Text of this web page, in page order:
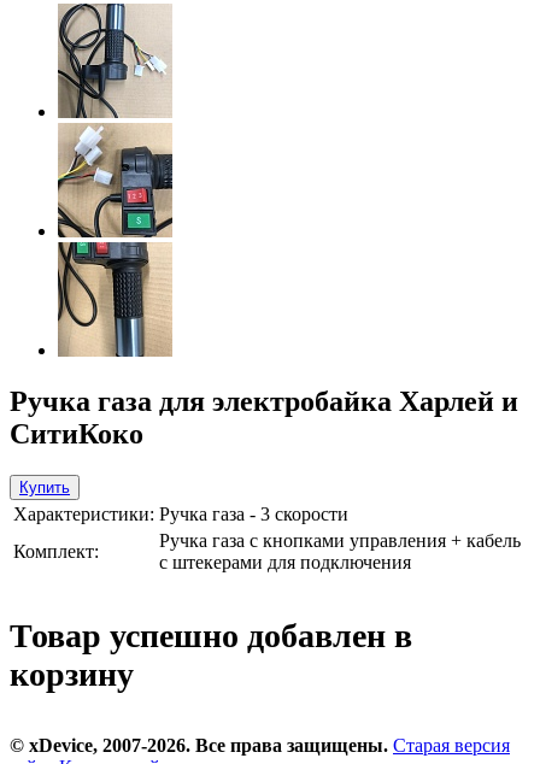
Ручка газа для электробайка Харлей и
СитиКоко
Купить
Характеристики: Ручка газа - 3 скорости
Комплект:
Ручка газа с кнопками управления + кабель
с штекерами для подключения
Товар успешно добавлен в
корзину
© xDevice, 2007-2026. Все права защищены. Старая версия